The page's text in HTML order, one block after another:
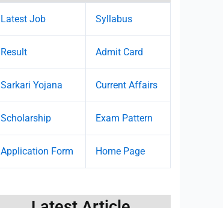
Latest Job Syllabus
Result Admit Card
Sarkari Yojana Current Affairs
Scholarship Exam Pattern
Application Form Home Page